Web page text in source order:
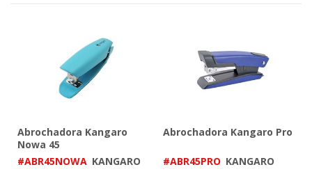
Abrochadora Kangaro
Nowa 45
#ABR45NOWA KANGARO
Abrochadora Kangaro Pro
#ABR45PRO KANGARO